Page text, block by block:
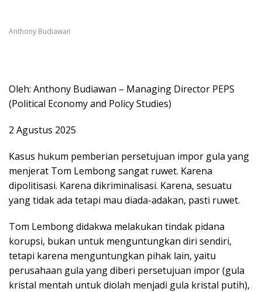
Anthony Budiawan
Oleh: Anthony Budiawan – Managing Director PEPS
(Political Economy and Policy Studies)
2 Agustus 2025
Kasus hukum pemberian persetujuan impor gula yang
menjerat Tom Lembong sangat ruwet. Karena
dipolitisasi. Karena dikriminalisasi. Karena, sesuatu
yang tidak ada tetapi mau diada-adakan, pasti ruwet.
Tom Lembong didakwa melakukan tindak pidana
korupsi, bukan untuk menguntungkan diri sendiri,
tetapi karena menguntungkan pihak lain, yaitu
perusahaan gula yang diberi persetujuan impor (gula
kristal mentah untuk diolah menjadi gula kristal putih),